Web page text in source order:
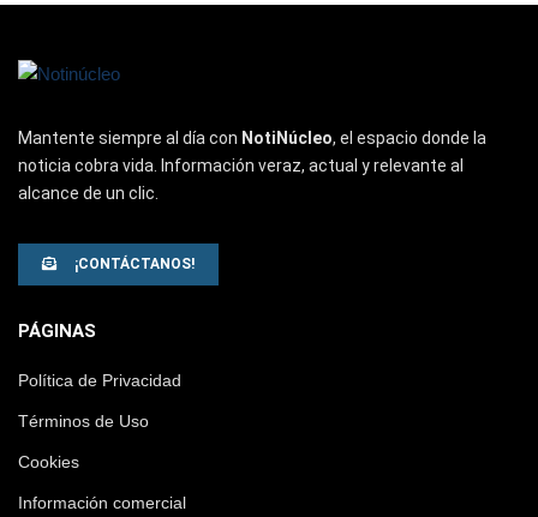
Mantente siempre al día con NotiNúcleo, el espacio donde la
noticia cobra vida. Información veraz, actual y relevante al
alcance de un clic.
¡CONTÁCTANOS!
PÁGINAS
Política de Privacidad
Términos de Uso
Cookies
Información comercial